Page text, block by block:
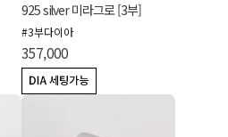
925 silver 미라그로 [3부]
#3부다이아
357,000